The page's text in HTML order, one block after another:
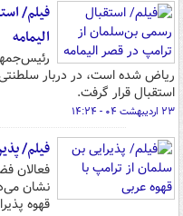
فیلم/
الیمامه
ریاض شده است، در دربار
استقبال قرار گرفت.
۲۳ اردیبهشت ۰۴ - ۱۴:۲۴
فیلم/
فعالان
نشان
قهوه